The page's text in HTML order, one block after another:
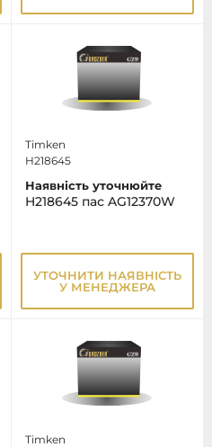
Timken
H218645
Наявність уточнюйте
H218645 пас AG12370W
УТОЧНИТИ НАЯВНІСТЬ
У МЕНЕДЖЕРА
Timken